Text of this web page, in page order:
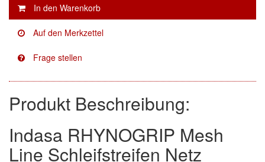
(2)
Facdos
(2)
KWASNY
no-name
Produkt Beschreibung:
Indasa RHYNOGRIP Mesh
Line Schleifstreifen Netz